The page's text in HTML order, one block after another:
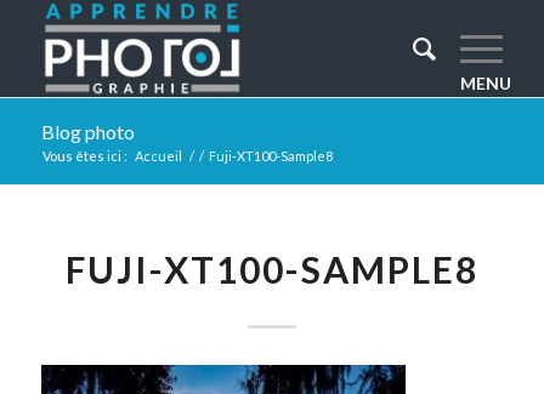
Blog photo
Vous êtes ici : Accueil / / Fuji-XT100-Sample8
FUJI-XT100-SAMPLE8